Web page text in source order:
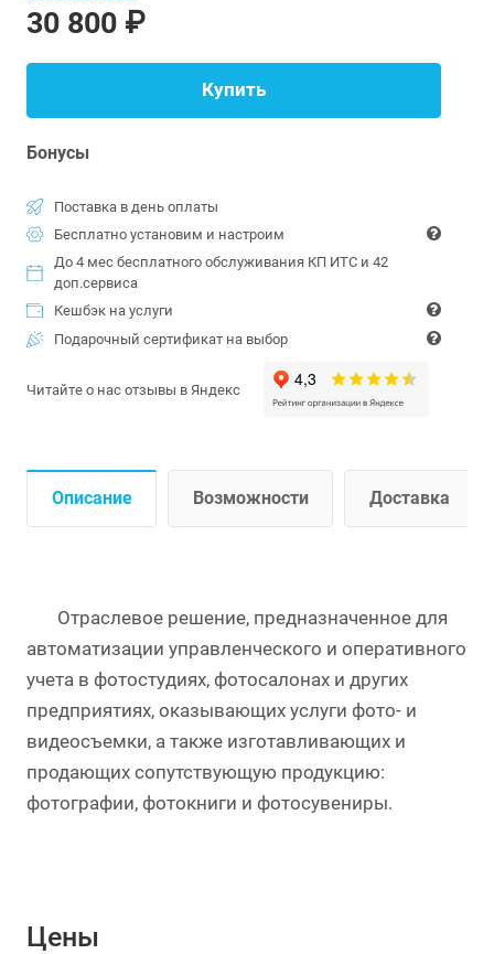
30 800 ₽
Купить
Бонусы
Поставка в день оплаты
Бесплатно установим и настроим
До 4 мес бесплатного обслуживания КП ИТС и 42
доп.сервиса
Кешбэк на услуги
Подарочный сертификат на выбор
Читайте о нас отзывы в Яндекс
Описание Возможности Доставка
Отраслевое решение, предназначенное для
автоматизации управленческого и оперативного
учета в фотостудиях, фотосалонах и других
предприятиях, оказывающих услуги фото- и
видеосъемки, а также изготавливающих и
продающих сопутствующую продукцию:
фотографии, фотокниги и фотосувениры.
Цены